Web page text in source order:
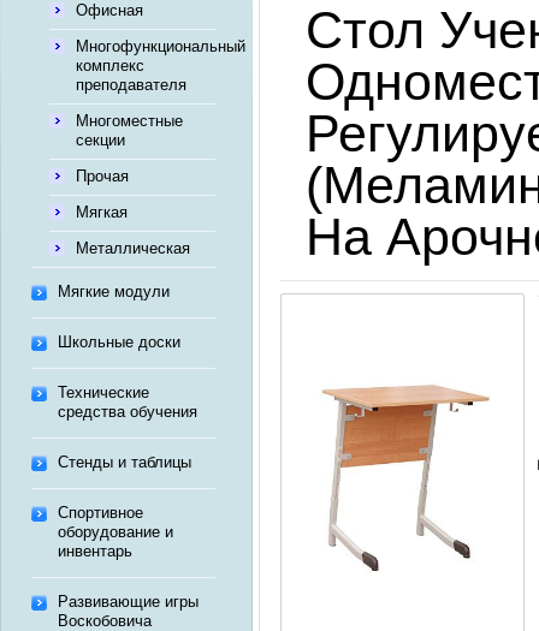
Офисная
Многофункциональный
комплекс
преподавателя
Многоместные
секции
Прочая
Мягкая
Металлическая
Мягкие модули
Школьные доски
Технические
средства обучения
Стенды и таблицы
Спортивное
оборудование и
инвентарь
Развивающие игры
Воскобовича
Стол
На